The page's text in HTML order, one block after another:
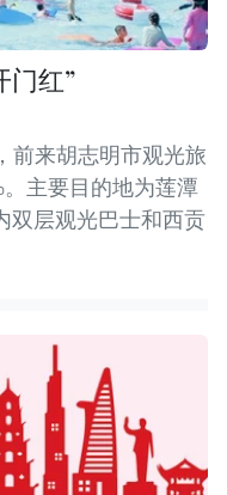
门红”
前来胡志明市观光旅
主要目的地为莲潭
双层观光巴士和西贡